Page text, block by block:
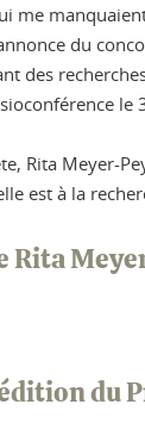
me
du
des
le
Rita Meyer-
est à la
Rita
du